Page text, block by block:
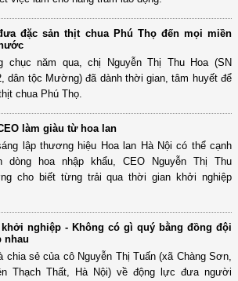
đặc sản thịt chua Phú Thọ đến mọi miền
chục năm qua, chị Nguyễn Thị Thu Hoa (SN
dân tộc Mường) đã dành thời gian, tâm huyết để
chua Phú Thọ.
làm giàu từ hoa lan
lập thương hiệu Hoa lan Hà Nội có thể cạnh
dòng hoa nhập khẩu, CEO Nguyễn Thị Thu
cho biết từng trải qua thời gian khởi nghiệp
khởi nghiệp - Không có gì quý bằng đồng đội
nhau
chia sẻ của cô Nguyễn Thị Tuấn (xã Chàng Sơn,
Thạch Thất, Hà Nội) về động lực đưa người